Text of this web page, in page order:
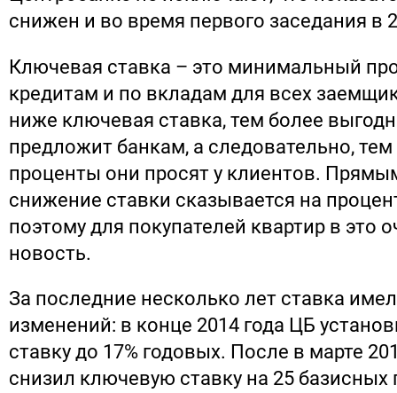
снижен и во время первого заседания в
Ключевая ставка – это минимальный
кредитам и по вкладам для всех
ниже ключевая ставка, тем более
предложит банкам, а следовательно,
проценты они просят у клиентов.
снижение ставки сказывается на
поэтому для покупателей квартир в это
новость.
За последние несколько лет ставка
изменений: в конце 2014 года ЦБ
ставку до 17% годовых. После в марте
снизил ключевую ставку на 25 базисных